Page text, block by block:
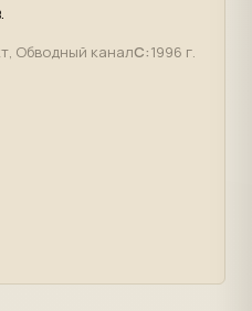
Обводный каналС:1996 г.